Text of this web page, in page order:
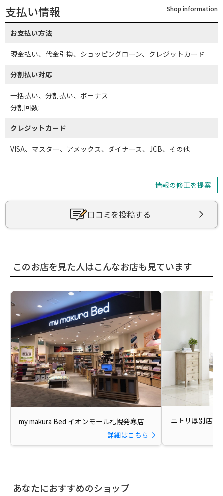
支払い情報 Shop information
お支払い方法
現金払い、代金引換、ショッピングローン、クレジットカード
分割払い対応
一括払い、分割払い、ボーナス
分割回数:
クレジットカード
VISA、マスター、アメックス、ダイナース、JCB、その他
情報の修正を提案
口コミを投稿する
このお店を見た人はこんなお店も見ています
my makura Bed イオンモール札幌発寒店
詳細はこちら
ニトリ厚別店
あなたにおすすめのショップ